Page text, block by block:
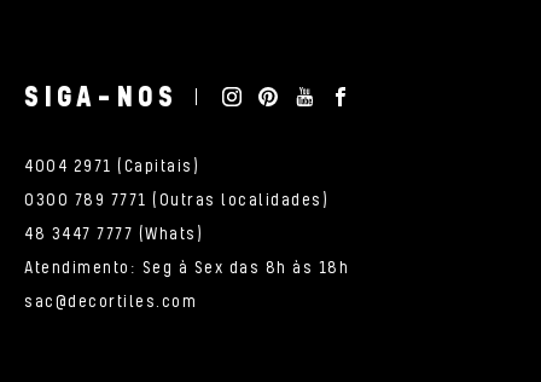
SIGA-NOS
4004 2971 (Capitais)
0300 789 7771 (Outras localidades)
48 3447 7777 (Whats)
Atendimento: Seg à Sex das 8h às 18h
sac@decortiles.com